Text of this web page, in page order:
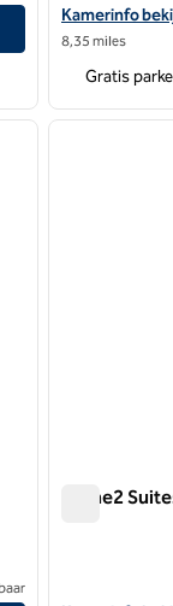
op Heritage
Bekijk
Kamerinfo
8,35 miles
Gratis
volgende afbeelding
1 van 12
Home2